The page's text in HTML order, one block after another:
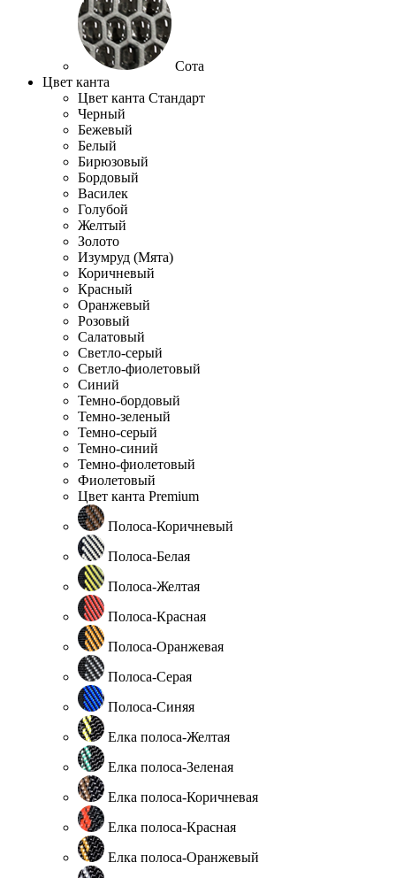
Сота
Цвет канта
Цвет канта Стандарт
Черный
Бежевый
Белый
Бирюзовый
Бордовый
Василек
Голубой
Желтый
Золото
Изумруд (Мята)
Коричневый
Красный
Оранжевый
Розовый
Салатовый
Светло-серый
Светло-фиолетовый
Синий
Темно-бордовый
Темно-зеленый
Темно-серый
Темно-синий
Темно-фиолетовый
Фиолетовый
Цвет канта Premium
Полоса-Коричневый
Полоса-Белая
Полоса-Желтая
Полоса-Красная
Полоса-Оранжевая
Полоса-Серая
Полоса-Синяя
Елка полоса-Желтая
Елка полоса-Зеленая
Елка полоса-Коричневая
Елка полоса-Красная
Елка полоса-Оранжевый